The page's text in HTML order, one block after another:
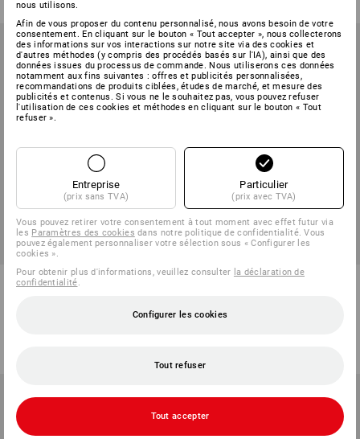
Pantalon à taille élastique
e.s. T-shirt cotton V-Neck,
31 couleurs
nous utilisons.
Afin de vous proposer du contenu personnalisé, nous avons besoin de votre
consentement. En cliquant sur le bouton « Tout accepter », nous collecterons
des informations sur vos interactions sur notre site via des cookies et
d'autres méthodes (y compris des procédés basés sur l'IA), ainsi que des
données issues du processus de commande. Nous utiliserons ces données
notamment aux fins suivantes : offres et publicités personnalisées,
recommandations de produits ciblées, études de marché, et mesure des
publicités et contenus. Si vous ne le souhaitez pas, vous pouvez refuser
l'utilisation de ces cookies et méthodes en cliquant sur le bouton « Tout
refuser ».
Entreprise
(prix sans TVA)
Particulier
(prix avec TVA)
Vous pouvez retirer votre consentement à tout moment avec effet futur via
les Paramètres des cookies dans notre politique de confidentialité. Vous
pouvez également personnaliser votre sélection sous « Configurer les
cookies ».
Pour obtenir plus d'informations, veuillez consulter la déclaration de
confidentialité
Configurer les cookies
Tout refuser
Tout accepter